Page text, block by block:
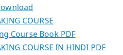
COURSE
Course Book PDF
COURSE IN HINDI PDF